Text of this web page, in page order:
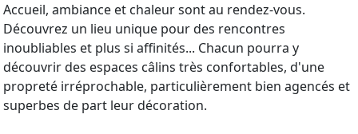
Accueil, ambiance et chaleur sont au rendez-vous.
Découvrez un lieu unique pour des rencontres
inoubliables et plus si affinités... Chacun pourra y
découvrir des espaces câlins très confortables, d'une
propreté irréprochable, particulièrement bien agencés et
superbes de part leur décoration.